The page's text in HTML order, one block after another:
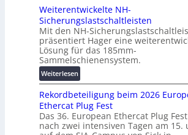
a
l
e
T
r
a
n
s
p
a
r
e
a
u
:
F
o
r
s
h
u
n
g
o
l
t
a
-
X
2
0
2
7
w
i
Weiterentwickelte NH-
Sicherungslastschaltleisten
Mit den NH-
präsentiert Hager eine
Lösung für das 185mm-
Sammelschienensystem.
Weiterlesen:
W
e
i
t
e
Rekordbeteiligung beim 2026
Ethercat Plug Fest
Das 36. European Ethercat Plug
nach zwei intensiven Tagen am 15.